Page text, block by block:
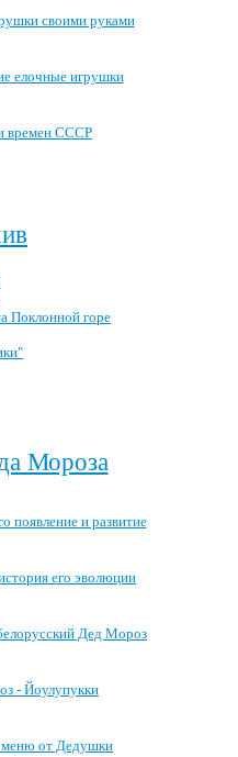
своими руками
елочные игрушки
времен СССР
Поклонной горе
Мороза
появление и развитие
его эволюции
Дед Мороз
- Йоулупукки
от Дедушки